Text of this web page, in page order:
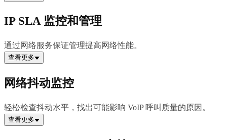
IP SLA 监控和管理
通过网络服务保证管理提高网络性能。
查看更多
网络抖动监控
轻松检查抖动水平，找出可能影响 VoIP 呼叫质量的原因。
查看更多